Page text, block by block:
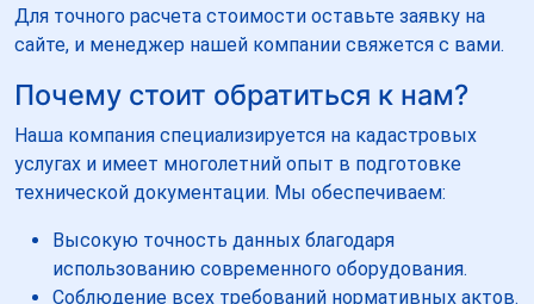
Для точного расчета стоимости оставьте заявку на
сайте, и менеджер нашей компании свяжется с вами.
Почему стоит обратиться к нам?
Наша компания специализируется на кадастровых
услугах и имеет многолетний опыт в подготовке
технической документации. Мы обеспечиваем:
Высокую точность данных благодаря
использованию современного оборудования.
Соблюдение всех требований нормативных актов.